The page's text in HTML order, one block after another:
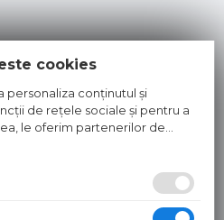
in lei si includ tva. Ofertele sunt
cookies
personaliza conținutul și
de rețele sociale și pentru a
le oferim partenerilor de
și de analize informații cu privire
nostru. Aceștia le pot combina
sau culese în urma folosirii